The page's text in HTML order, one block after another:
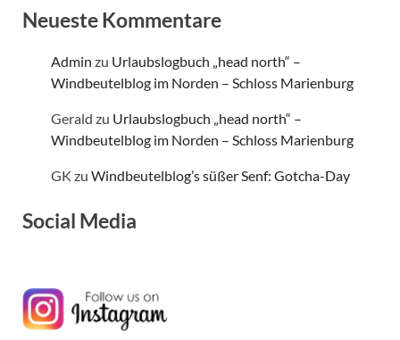
Neueste Kommentare
Admin zu Urlaubslogbuch „head north“ –
Windbeutelblog im Norden – Schloss Marienburg
Gerald zu Urlaubslogbuch „head north“ –
Windbeutelblog im Norden – Schloss Marienburg
GK zu Windbeutelblog’s süßer Senf: Gotcha-Day
Social Media